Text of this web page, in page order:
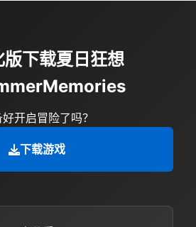
版下载夏日狂想
开启冒险了吗？
下载游戏